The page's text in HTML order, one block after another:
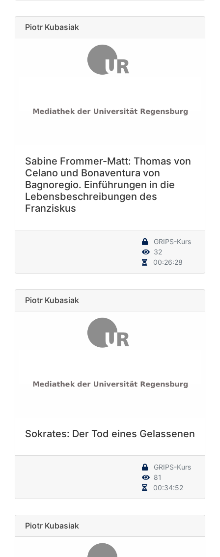
Piotr Kubasiak
Sabine Frommer-Matt: Thomas von
Celano und Bonaventura von
Bagnoregio. Einführungen in die
Lebensbeschreibungen des
Franziskus
GRIPS-Kurs
32
00:26:28
Piotr Kubasiak
Sokrates: Der Tod eines Gelassenen
GRIPS-Kurs
81
00:34:52
Piotr Kubasiak